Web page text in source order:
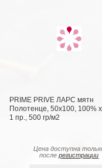
PRIME PRIVE ЛАРС мятн
Полотенце, 50x100, 100%
1 пр., 500 гр/м2
Цена доступна
послерегистрации